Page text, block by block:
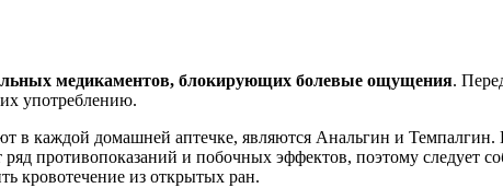
медикаментов, блокирующих болевые ощущения.
употреблению.
в каждой домашней аптечке, являются Анальгин и
противопоказаний и побочных эффектов, поэтому следует
кровотечение из открытых ран.